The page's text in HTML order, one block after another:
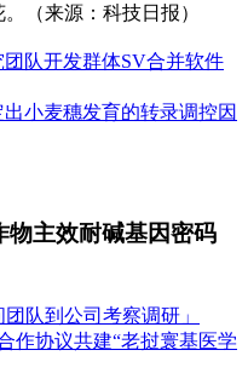
（来源：科技日报）
队开发群体SV合并软件
小麦穗发育的转录调控因
物主效耐碱基因密码
队到公司考察调研」
作协议共建“老挝寰基医学